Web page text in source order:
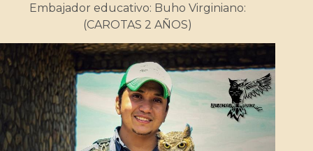
Embajador educativo: Buho Virginiano:
(CAROTAS 2 AÑOS)